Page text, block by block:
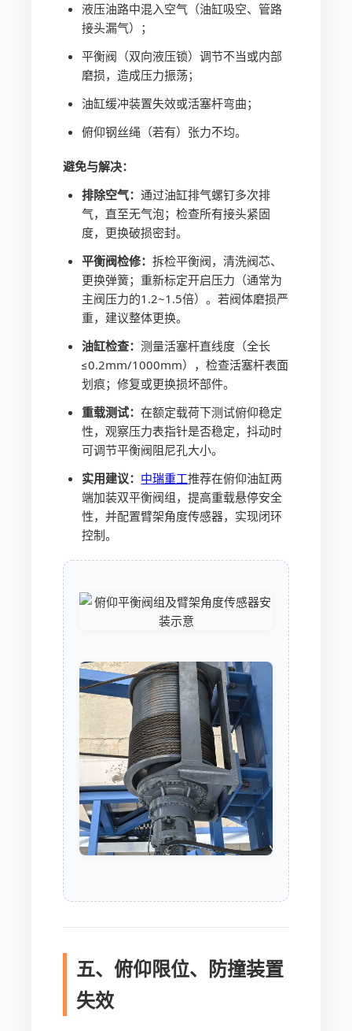
液压油路中混入空气（油缸吸空、管路
接头漏气）；
平衡阀（双向液压锁）调节不当或内部
磨损，造成压力振荡；
油缸缓冲装置失效或活塞杆弯曲；
俯仰钢丝绳（若有）张力不均。
避免与解决：
排除空气：通过油缸排气螺钉多次排
气，直至无气泡；检查所有接头紧固
度，更换破损密封。
平衡阀检修：拆检平衡阀，清洗阀芯、
更换弹簧；重新标定开启压力（通常为
主阀压力的1.2~1.5倍）。若阀体磨损严
重，建议整体更换。
油缸检查：测量活塞杆直线度（全长
≤0.2mm/1000mm），检查活塞杆表面
划痕；修复或更换损坏部件。
重载测试：在额定载荷下测试俯仰稳定
性，观察压力表指针是否稳定，抖动时
可调节平衡阀阻尼孔大小。
实用建议： 中瑞重工推荐在俯仰油缸两
端加装双平衡阀组，提高重载悬停安全
性，并配置臂架角度传感器，实现闭环
控制。
五、俯仰限位、防撞装置
失效